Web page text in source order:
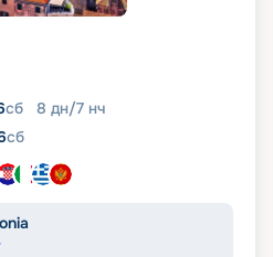
сб 8 дн/7 нч
сб